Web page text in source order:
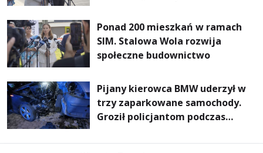
Ponad 200 mieszkań w ramach
SIM. Stalowa Wola rozwija
społeczne budownictwo
Pijany kierowca BMW uderzył w
trzy zaparkowane samochody.
Groził policjantom podczas